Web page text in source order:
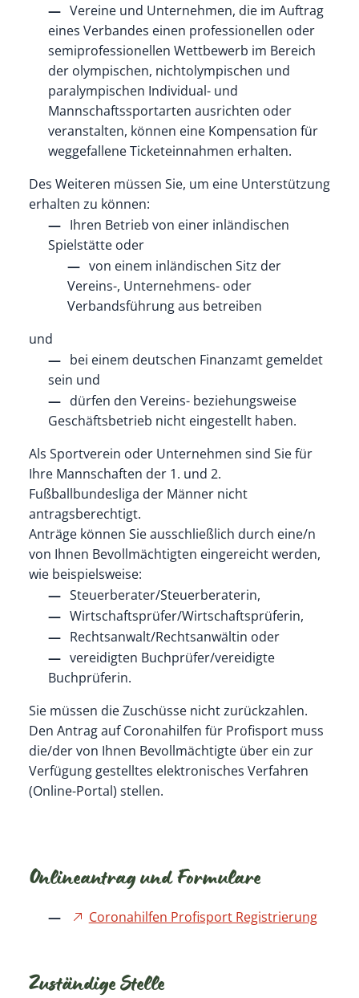
Vereine und Unternehmen, die im Auftrag
eines Verbandes einen professionellen oder
semiprofessionellen Wettbewerb im Bereich
der olympischen, nichtolympischen und
paralympischen Individual- und
Mannschaftssportarten ausrichten oder
veranstalten, können eine Kompensation für
weggefallene Ticketeinnahmen erhalten.
Des Weiteren müssen Sie, um eine Unterstützung
erhalten zu können:
Ihren Betrieb von einer inländischen
Spielstätte oder
von einem inländischen Sitz der
Vereins-, Unternehmens- oder
Verbandsführung aus betreiben
und
bei einem deutschen Finanzamt gemeldet
sein und
dürfen den Vereins- beziehungsweise
Geschäftsbetrieb nicht eingestellt haben.
Als Sportverein oder Unternehmen sind Sie für
Ihre Mannschaften der 1. und 2.
Fußballbundesliga der Männer nicht
antragsberechtigt.
Anträge können Sie ausschließlich durch eine/n
von Ihnen Bevollmächtigten eingereicht werden,
wie beispielsweise:
Steuerberater/Steuerberaterin,
Wirtschaftsprüfer/Wirtschaftsprüferin,
Rechtsanwalt/Rechtsanwältin oder
vereidigten Buchprüfer/vereidigte
Buchprüferin.
Sie müssen die Zuschüsse nicht zurückzahlen.
Den Antrag auf Coronahilfen für Profisport muss
die/der von Ihnen Bevollmächtigte über ein zur
Verfügung gestelltes elektronisches Verfahren
(Online-Portal) stellen.
Onlineantrag und Formulare
Coronahilfen Profisport Registrierung
Zuständige Stelle